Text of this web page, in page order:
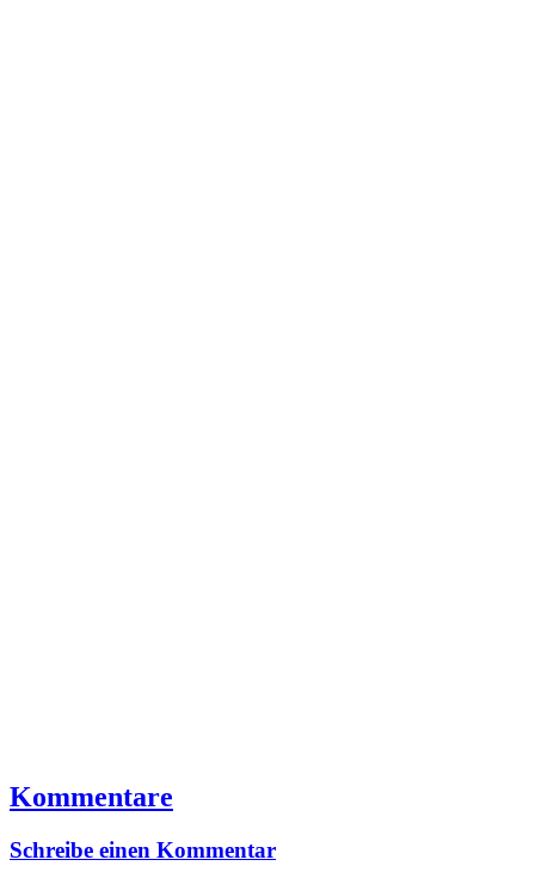
Kommentare
Schreibe einen Kommentar